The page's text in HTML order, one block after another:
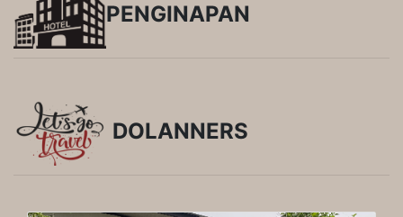
PENGINAPAN
DOLANNERS